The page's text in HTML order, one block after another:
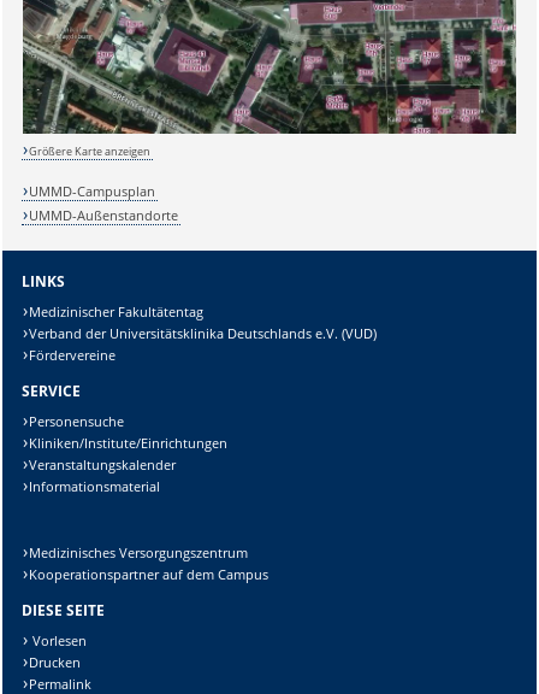
Größere Karte anzeigen
UMMD-Campusplan
UMMD-Außenstandorte
LINKS
Medizinischer Fakultätentag
Verband der Universitätsklinika Deutschlands e.V. (VUD)
Fördervereine
SERVICE
Personensuche
Kliniken/Institute/Einrichtungen
Veranstaltungskalender
Informationsmaterial
Medizinisches Versorgungszentrum
Kooperationspartner auf dem Campus
DIESE SEITE
Vorlesen
Drucken
Permalink